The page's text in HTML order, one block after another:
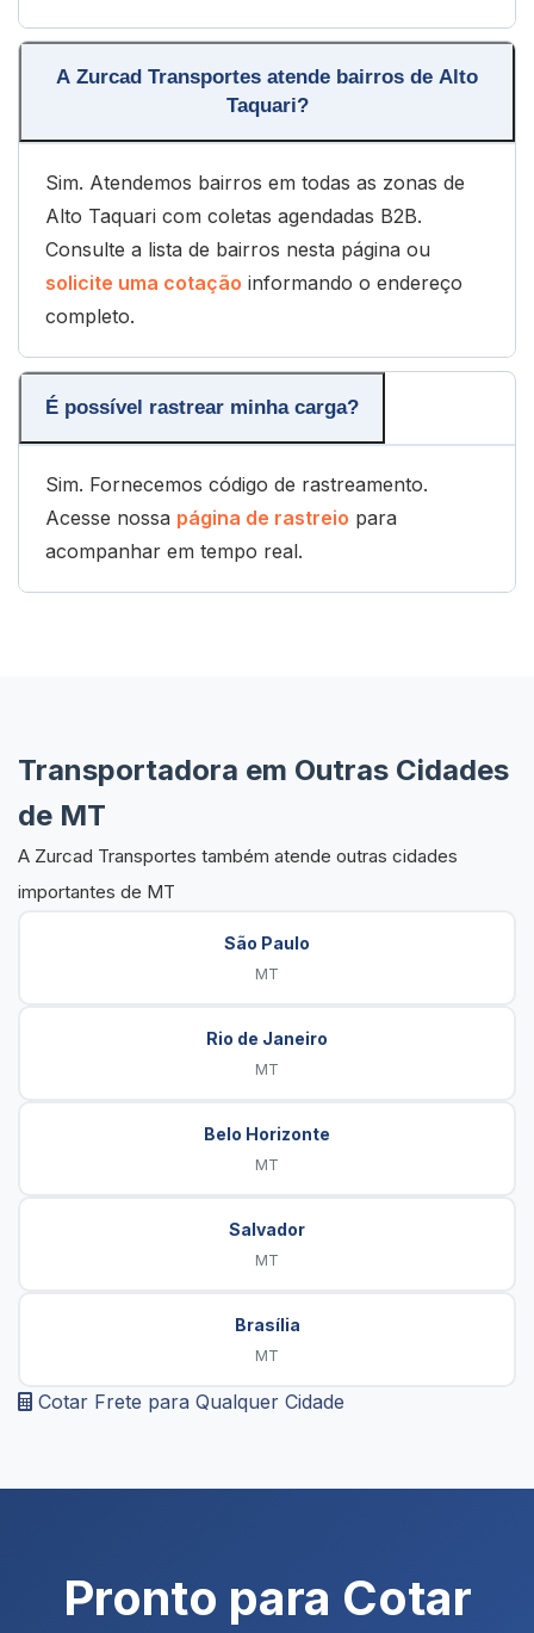
A Zurcad Transportes atende bairros de Alto
Taquari?
Sim. Atendemos bairros em todas as zonas de
Alto Taquari com coletas agendadas B2B.
Consulte a lista de bairros nesta página ou
solicite uma cotação informando o endereço
completo.
É possível rastrear minha carga?
Sim. Fornecemos código de rastreamento.
Acesse nossa página de rastreio para
acompanhar em tempo real.
Transportadora em Outras Cidades
de MT
A Zurcad Transportes também atende outras cidades
importantes de MT
São Paulo
MT
Rio de Janeiro
MT
Belo Horizonte
MT
Salvador
MT
Brasília
MT
Cotar Frete para Qualquer Cidade
Pronto para Cotar